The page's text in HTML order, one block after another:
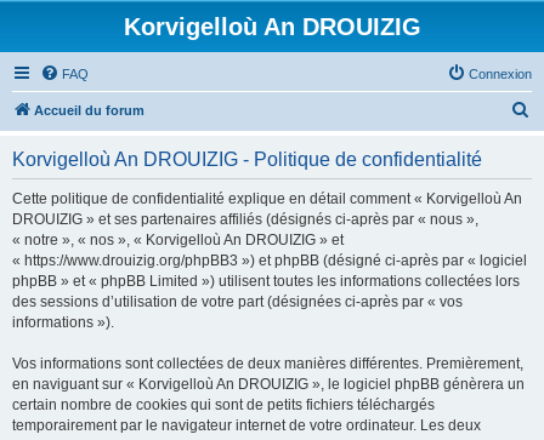
Korvigelloù An DROUIZIG
FAQ Connexion
Accueil du forum
Korvigelloù An DROUIZIG - Politique de confidentialité
Cette politique de confidentialité explique en détail comment « Korvigelloù An
DROUIZIG » et ses partenaires affiliés (désignés ci-après par « nous »,
« notre », « nos », « Korvigelloù An DROUIZIG » et
« https://www.drouizig.org/phpBB3 ») et phpBB (désigné ci-après par « logiciel
phpBB » et « phpBB Limited ») utilisent toutes les informations collectées lors
des sessions d’utilisation de votre part (désignées ci-après par « vos
informations »).
Vos informations sont collectées de deux manières différentes. Premièrement,
en naviguant sur « Korvigelloù An DROUIZIG », le logiciel phpBB génèrera un
certain nombre de cookies qui sont de petits fichiers téléchargés
temporairement par le navigateur internet de votre ordinateur. Les deux